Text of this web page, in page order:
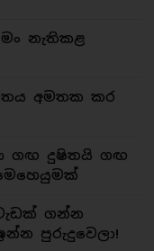
නැතිකළ
අමතක කර
ගඟ දුෂිතයි ගඟ
ගන්න
පුරුදුවෙලා!